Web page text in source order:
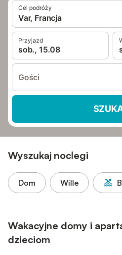
Cel podróży
Var, Francja
Przyjazd
sob., 15.08
Gości
Wyszukaj noclegi
Dom Wille
Wakacyjne domy i
dzieciom